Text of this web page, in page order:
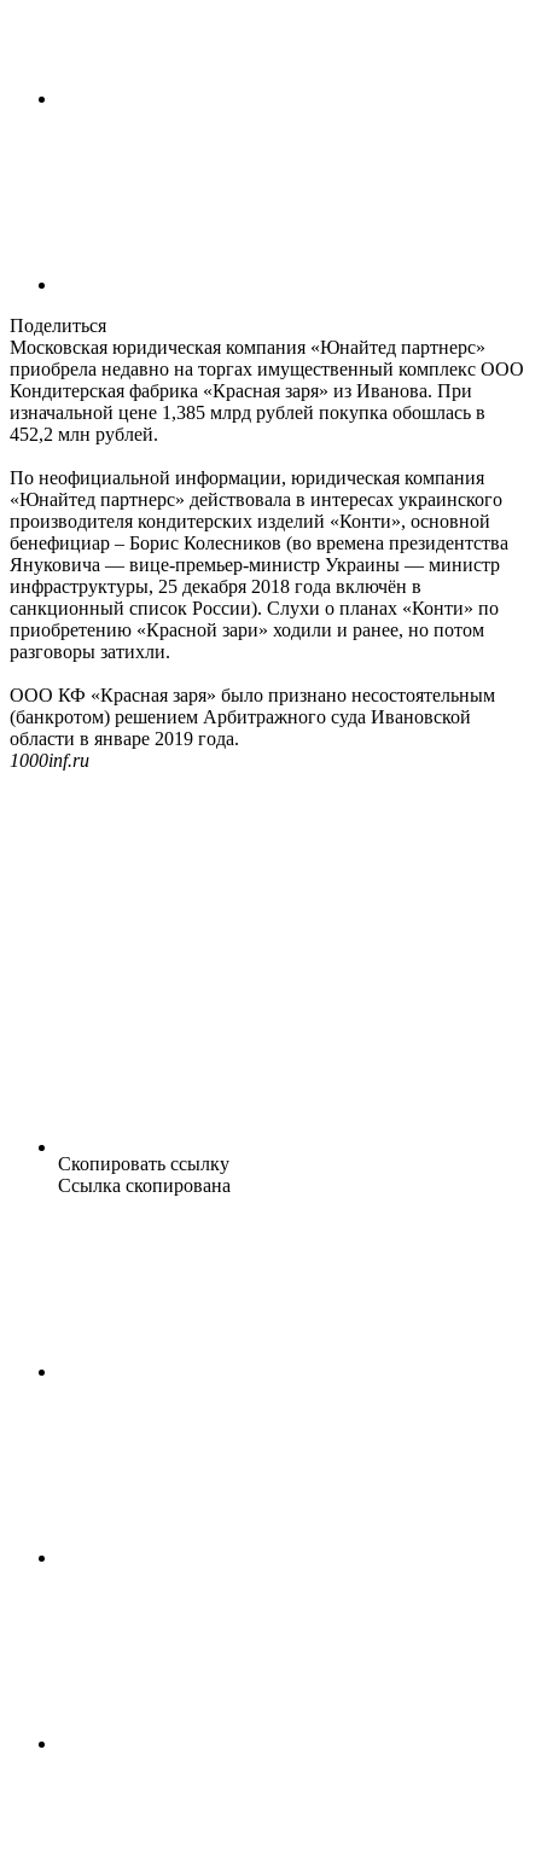
Поделиться
Московская юридическая компания «Юнайтед партнерс»
приобрела недавно на торгах имущественный комплекс ООО
Кондитерская фабрика «Красная заря» из Иванова. При
изначальной цене 1,385 млрд рублей покупка обошлась в
452,2 млн рублей.
По неофициальной информации, юридическая компания
«Юнайтед партнерс» действовала в интересах украинского
производителя кондитерских изделий «Конти», основной
бенефициар – Борис Колесников (во времена президентства
Януковича — вице-премьер-министр Украины — министр
инфраструктуры, 25 декабря 2018 года включён в
санкционный список России). Слухи о планах «Конти» по
приобретению «Красной зари» ходили и ранее, но потом
разговоры затихли.
ООО КФ «Красная заря» было признано несостоятельным
(банкротом) решением Арбитражного суда Ивановской
области в январе 2019 года.
1000inf.ru
Скопировать ссылку
Ссылка скопирована